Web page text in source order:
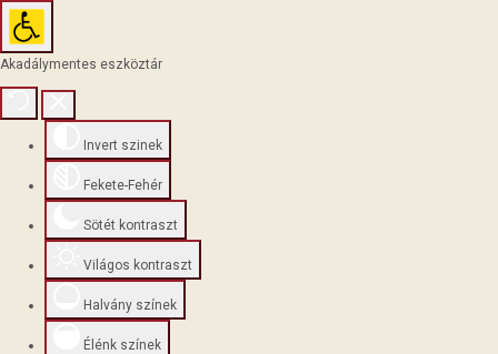
Akadálymentes eszköztár
Invert szinek
Fekete-Fehér
Sötét kontraszt
Világos kontraszt
Halvány színek
Élénk színek